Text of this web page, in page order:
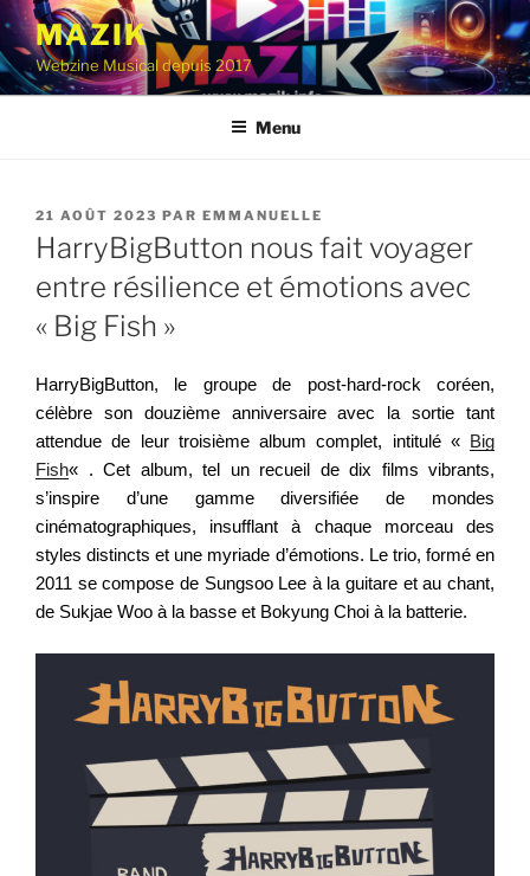
Aller
contenu
principal
MAZIK
Webzine Musical depuis 2017
Menu
PUBLIÉ
LE
21 AOÛT 2023 PAR EMMANUELLE
HarryBigButton nous fait voyager
entre résilience et émotions avec
« Big Fish »
HarryBigButton, le groupe de post-hard-rock coréen,
célèbre son douzième anniversaire avec la sortie tant
attendue de leur troisième album complet, intitulé « Big
Fish« . Cet album, tel un recueil de dix films vibrants,
s’inspire d’une gamme diversifiée de mondes
cinématographiques, insufflant à chaque morceau des
styles distincts et une myriade d’émotions. Le trio, formé en
2011 se compose de Sungsoo Lee à la guitare et au chant,
de Sukjae Woo à la basse et Bokyung Choi à la batterie.